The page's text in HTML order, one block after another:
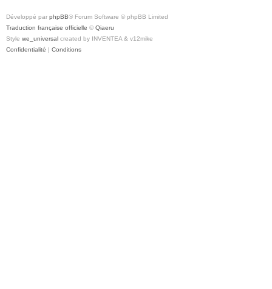
Développé par phpBB® Forum Software © phpBB Limited
Traduction française officielle © Qiaeru
Style we_universal created by INVENTEA & v12mike
Confidentialité | Conditions